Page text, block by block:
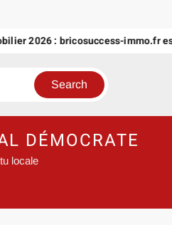
2026 : bricosuccess-immo.fr
DÉMOCRATE
locale